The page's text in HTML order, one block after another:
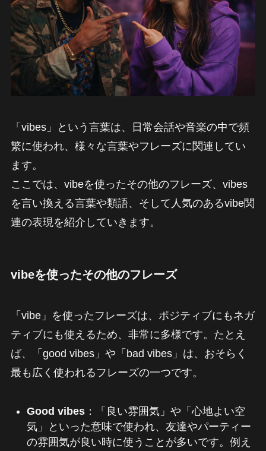
「vibes」という言葉は、日常会話や音楽の中で頻
繁に使われ、様々な言葉やフレーズに関連してい
ます。
ここでは、vibeを使ったその他のフレーズ、vibes
を言い換える言葉や類語、そして人気のあるvibe関
連の表現を紹介していきます。
vibeを使ったその他のフレーズ
「vibe」を使ったフレーズは、ポジティブにもネガ
ティブにも使えるため、非常に多様です。たとえ
ば、「good vibes」や「bad vibes」は、おそらく
最も広く使われるフレーズの一つです。
Good vibes：「良い雰囲気」や「心地よい空
気」といった意味で使われ、友達やパーティー
の雰囲気が良い時に使うことが多いです。例え